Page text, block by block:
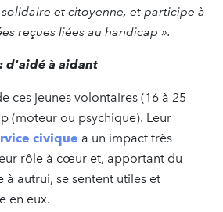
solidaire et citoyenne, et participe à
reçues liées au handicap ».
d'aidé à aidant
ces jeunes volontaires (16 à 25
(moteur ou psychique). Leur
civique a un impact très
rôle à cœur et, apportant du
autrui, se sentent utiles et
en eux.